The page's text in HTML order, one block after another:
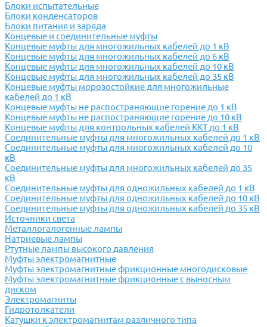
Блоки испытательные
Блоки конденсаторов
Блоки питания и заряда
Концевые и соединительные муфты
Концевые муфты для многожильных кабелей до 1 кВ
Концевые муфты для многожильных кабелей до 6 кВ
Концевые муфты для многожильных кабелей до 10 кВ
Концевые муфты для многожильных кабелей до 35 кВ
Концевые муфты морозостойкие для многожильные
кабелей до 1 кВ
Концевые муфты не распостраняющие горение до 1 кВ
Концевые муфты не распостраняющие горение до 10 кВ
Концевые муфты для контрольных кабелей ККТ до 1 кВ
Соединительные муфты для многожильных кабелей до 1 кВ
Соединительные муфты для многожильных кабелей до 10
кВ
Соединительные муфты для многожильных кабелей до 35
кВ
Соединительные муфты для одножильных кабелей до 1 кВ
Соединительные муфты для одножильных кабелей до 10 кВ
Соединительные муфты для одножильных кабелей до 35 кВ
Источники света
Металлогалогенные лампы
Натриевые лампы
Ртутные лампы высокого давления
Муфты электромагнитные
Муфты электромагнитные фрикционные многодисковые
Муфты электромагнитные фрикционные с выносным
диском
Электромагниты
Гидротолкатели
Катушки к электромагнитам различного типа